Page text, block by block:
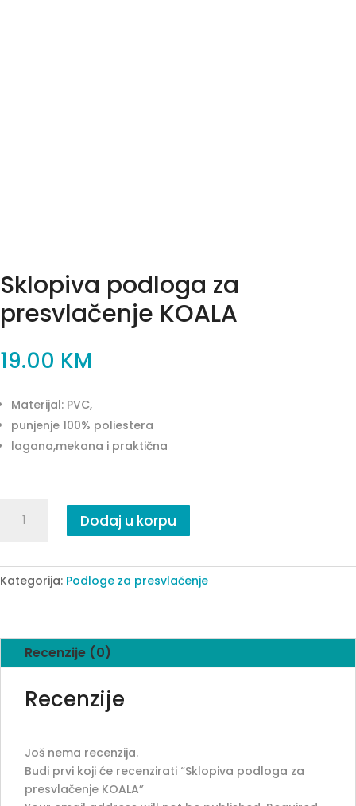
Sklopiva podloga za
presvlačenje KOALA
19.00 KM
Materijal: PVC,
punjenje 100% poliestera
lagana,mekana i praktična
podloga
KOALA
Dodaj u korpu
Kategorija: Podloge za presvlačenje
Recenzije (0)
Recenzije
Još nema recenzija.
Budi prvi koji će recenzirati “Sklopiva podloga za
presvlačenje KOALA”